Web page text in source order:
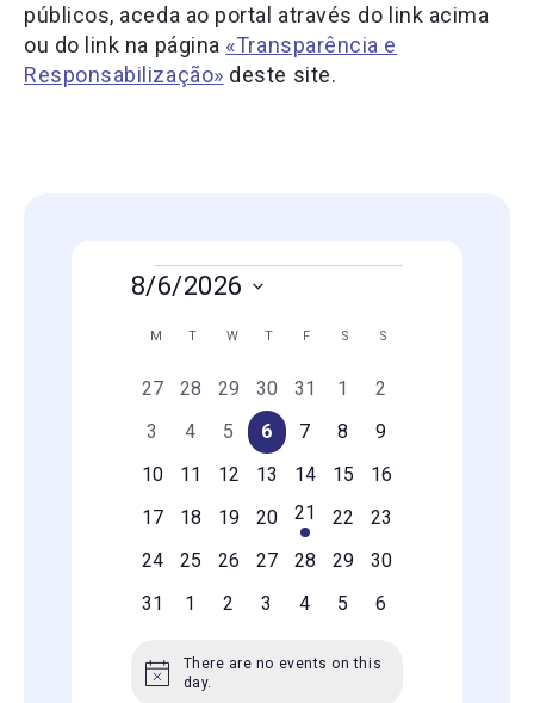
públicos, aceda ao portal através do link acima
ou do link na página «Transparência e
Responsabilização» deste site.